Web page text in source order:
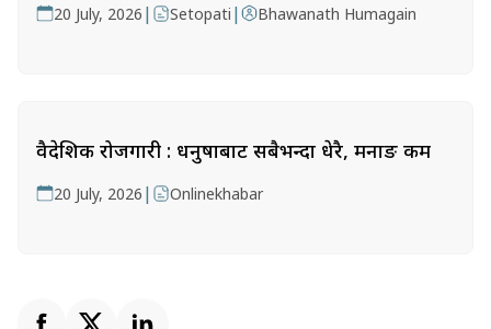
20 July, 2026 | Setopati | Bhawanath Humagain
वैदेशिक रोजगारी : धनुषाबाट सबैभन्दा धेरै, मनाङ कम
20 July, 2026 | Onlinekhabar